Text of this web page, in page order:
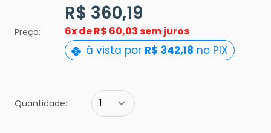
Preço:
R$ 360,19
6x deR$ 60,03 sem juros
à vista por R$ 342,18 no PIX
Quantidade: